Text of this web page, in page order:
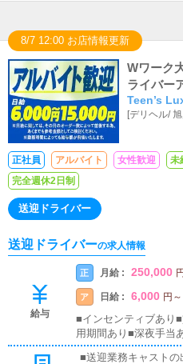
8/7 12:00 お店情報更新
Wワーク
ライバー
Teen’s
[デリヘル/
正社員 アルバイト 女性歓迎 未
完全週休2日制
送迎ドライバー
送迎ドライバーの求人情報
給与
正 月給 : 250,000 円
ア 日給 : 6,000 円 ～
■インセンティブあり
用期間あり■深夜手当
■送迎業務キャスト